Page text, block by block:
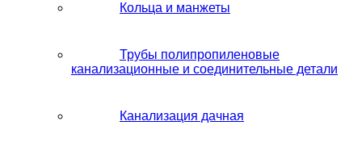
Кольца и манжеты
Трубы полипропиленовые
канализационные и соединительные детали
Канализация дачная